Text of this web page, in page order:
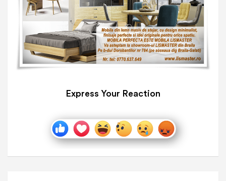
Express Your Reaction